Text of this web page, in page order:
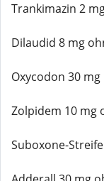
Trankimazin 2
Dilaudid 8 mg
Oxycodon 30
Zolpidem 10 mg
Suboxone-